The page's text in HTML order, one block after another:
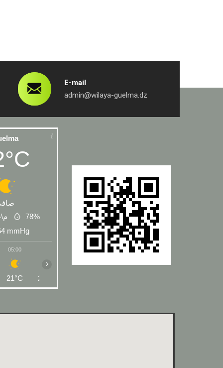
E-mail
admin@wilaya-guelma.dz
78%
mmHg
05:00
21°C 21°C
09:00
›